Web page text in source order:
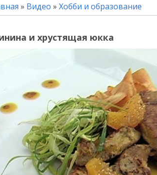
» Видео » Хобби и образование
и хрустящая юкка